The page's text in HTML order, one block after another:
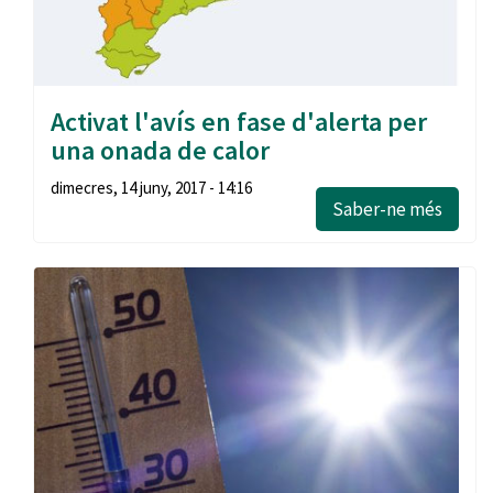
Activat l'avís en fase d'alerta per
una onada de calor
dimecres, 14 juny, 2017 - 14:16
Saber-ne més